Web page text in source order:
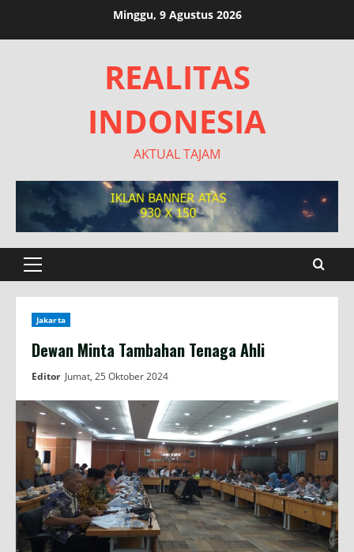
Minggu, 9 Agustus 2026
REALITAS
INDONESIA
AKTUAL TAJAM
Primary
Jakarta
Dewan Minta Tambahan Tenaga Ahli
Editor Jumat, 25 Oktober 2024